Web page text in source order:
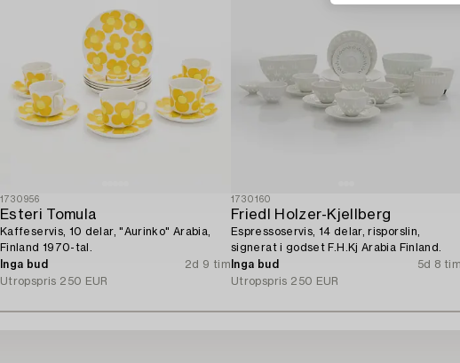
1730956
Esteri Tomula
Kaffeservis, 10 delar, "Aurinko" Arabia,
Finland 1970-tal.
Inga bud
2d 9 tim
Utropspris 250 EUR
1730160
Friedl Holzer-Kjellberg
Espressoservis, 14 delar, risporslin,
signerat i godset F.H.Kj Arabia Finland.
Inga bud
5d 8 tim
Utropspris 250 EUR